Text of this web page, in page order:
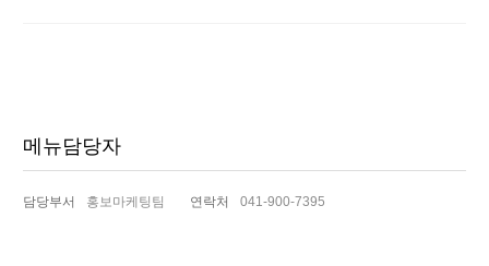
메뉴담당자
담당부서 홍보마케팅팀 연락처 041-900-7395